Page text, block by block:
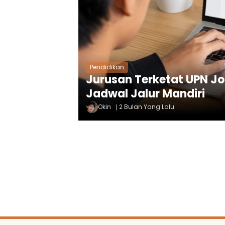
Pendidikan
Jurusan Terketat UPN
Jadwal Jalur Mandiri
Okin 2 Bulan Yang Lalu